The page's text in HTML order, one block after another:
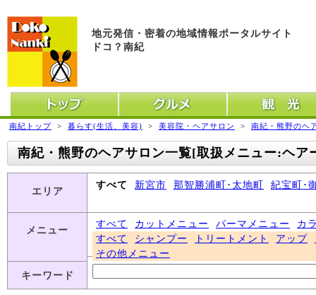
地元発信・密着の地域情報ポータルサイト
ドコ？南紀
トップ グルメ 観光
南紀トップ > 暮らす(生活、美容) > 美容院・ヘアサロン > 南紀・熊野のヘ
南紀・熊野のヘアサロン一覧[取扱メニュー:ヘア
エリア
すべて 新宮市 那智勝浦町･太地町 紀宝町･
メニュー
すべて カットメニュー パーマメニュー
カ
すべて
シャンプー トリートメント アップ
その他メニュー
キーワード